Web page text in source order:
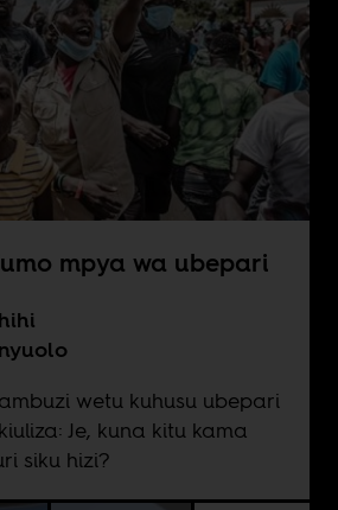
mpya wa ubepari
wetu kuhusu ubepari
Je, kuna kitu kama
siku hizi?